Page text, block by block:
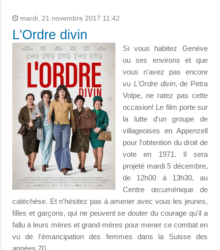
mardi, 21 novembre 2017 11:42
L'Ordre divin
Si vous habitez Genève
ou ses environs et que
vous n'avez pas encore
vu L'Ordre divin, de Petra
Volpe, ne ratez pas cette
occasion! Le film porte sur
la lutte d'un groupe de
villageoises en Appenzell
pour l'obtention du droit de
vote en 1971. Il sera
projeté mardi 5 décembre,
de 12h00 à 13h30, au
Centre œcuménique de
catéchèse. Et n'hésitez pas à amener avec vous les jeunes,
filles et garçons, qui ne peuvent se douter du courage qu'il a
fallu à leurs mères et grand-mères pour mener ce combat en
vu de l'émancipation des femmes dans la Suisse des
années 70.